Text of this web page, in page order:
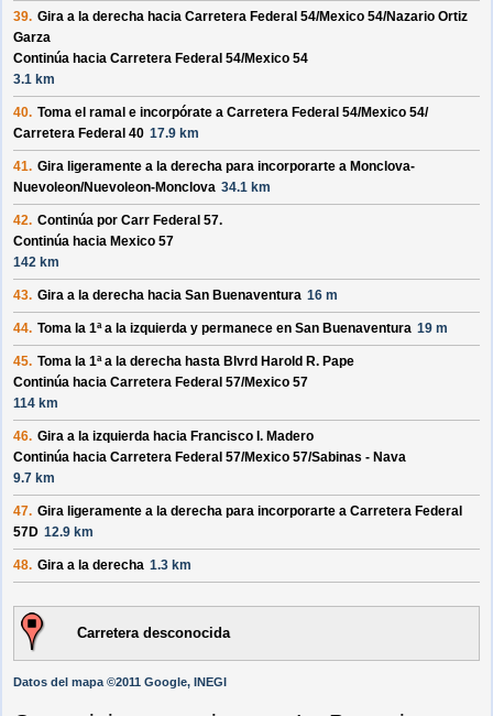
39. Gira a la derecha hacia Carretera Federal 54/Mexico 54/Nazario Ortiz
Garza
Continúa hacia Carretera Federal 54/Mexico 54
3.1 km
40. Toma el ramal e incorpórate a Carretera Federal 54/Mexico 54/
Carretera Federal 40 17.9 km
41. Gira ligeramente a la derecha para incorporarte a Monclova-
Nuevoleon/Nuevoleon-Monclova 34.1 km
42. Continúa por Carr Federal 57.
Continúa hacia Mexico 57
142 km
43. Gira a la derecha hacia San Buenaventura 16 m
44. Toma la 1ª a la izquierda y permanece en San Buenaventura 19 m
45. Toma la 1ª a la derecha hasta Blvrd Harold R. Pape
Continúa hacia Carretera Federal 57/Mexico 57
114 km
46. Gira a la izquierda hacia Francisco I. Madero
Continúa hacia Carretera Federal 57/Mexico 57/Sabinas - Nava
9.7 km
47. Gira ligeramente a la derecha para incorporarte a Carretera Federal
57D 12.9 km
48. Gira a la derecha 1.3 km
Carretera desconocida
Datos del mapa ©2011 Google, INEGI